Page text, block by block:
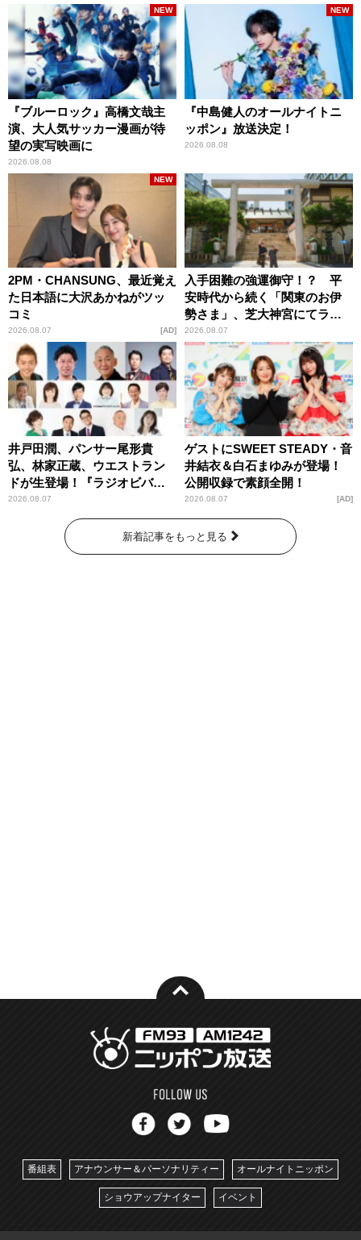
『ブルーロック』高橋文哉主
演、大人気サッカー漫画が待
望の実写映画に
2026.08.08
NEW
『中島健人のオールナイトニ
ッポン』放送決定！
2026.08.08
NEW
2PM・CHANSUNG、最近覚え
た日本語に大沢あかねがツッ
コミ
2026.08.07
NEW
AD
入手困難の強運御守！？ 平
安時代から続く「関東のお伊
勢さま」、芝大神宮にてラン
パンプスが合格祈願！
2026.08.07
井戸田潤、パンサー尾形貴
弘、林家正蔵、ウエストラン
ドが生登場！『ラジオビバリ
ー昼ズ』
2026.08.07
ゲストにSWEET STEADY・音
井結衣＆白石まゆみが登場！
公開収録で素顔全開！
2026.08.07 AD
新着記事をもっと見る
番組表 アナウンサー＆パーソナリティー オールナイトニッポン
ショウアップナイター イベント